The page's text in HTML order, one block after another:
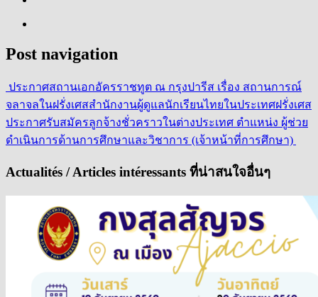
Post navigation
ประกาศสถานเอกอัครราชทูต ณ กรุงปารีส เรื่อง สถานการณ์
จลาจลในฝรั่งเศสสำนักงานผู้ดูแลนักเรียนไทยในประเทศฝรั่งเศส
ประกาศรับสมัครลูกจ้างชั่วคราวในต่างประเทศ ตำแหน่ง ผู้ช่วย
ดำเนินการด้านการศึกษาและวิชาการ (เจ้าหน้าที่การศึกษา)
Actualités / Articles intéressants ที่น่าสนใจอื่นๆ